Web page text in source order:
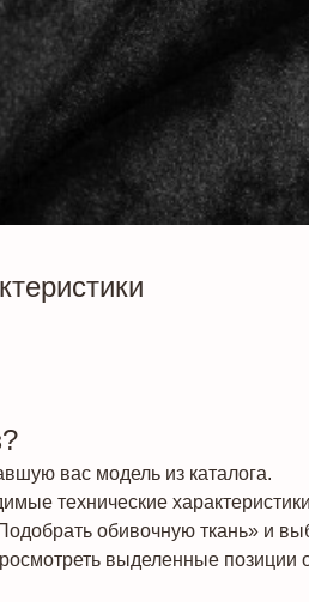
вас модель из каталога.
технические
обивочную ткань» и
выделенные позиции